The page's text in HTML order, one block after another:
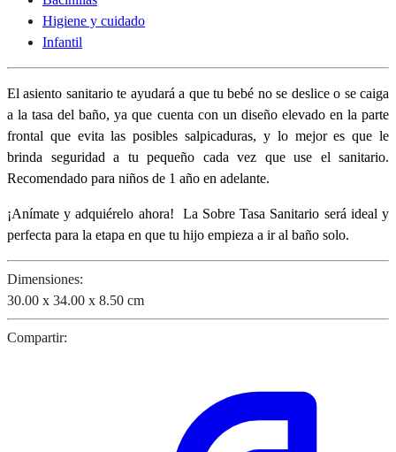
Higiene y cuidado
Infantil
El asiento sanitario te ayudará a que tu bebé no se deslice o se caiga
a la tasa del baño, ya que cuenta con un diseño elevado en la parte
frontal que evita las posibles salpicaduras, y lo mejor es que le
brinda seguridad a tu pequeño cada vez que use el sanitario.
Recomendado para niños de 1 año en adelante.
¡Anímate y adquiérelo ahora! La Sobre Tasa Sanitario será ideal y
perfecta para la etapa en que tu hijo empieza a ir al baño solo.
Dimensiones:
30.00 x 34.00 x 8.50 cm
Compartir: